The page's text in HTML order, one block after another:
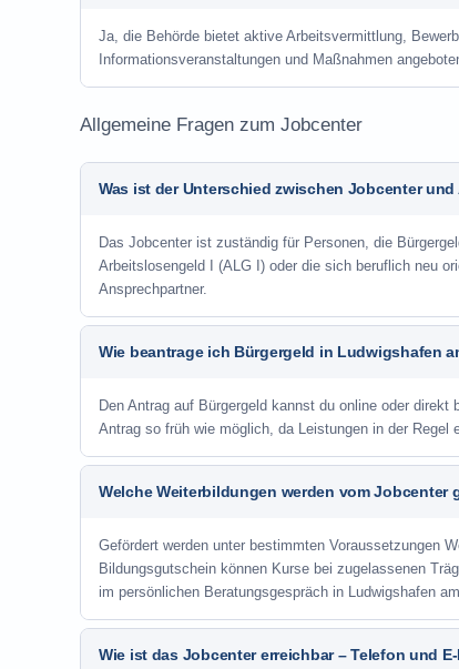
Ja, die Behörde bietet aktive Arbeitsvermittlung,
Informationsveranstaltungen und Maßnahmen
Allgemeine Fragen zum Jobcenter
Was ist der Unterschied zwischen Jobcenter
Das Jobcenter ist zuständig für Personen, die
Arbeitslosengeld I (ALG I) oder die sich beruflich neu
Ansprechpartner.
Wie beantrage ich Bürgergeld in Ludwigshafen
Den Antrag auf Bürgergeld kannst du online oder
Antrag so früh wie möglich, da Leistungen in der Regel
Welche Weiterbildungen werden vom Jobcenter
Gefördert werden unter bestimmten Voraussetzungen
Bildungsgutschein können Kurse bei zugelassenen
im persönlichen Beratungsgespräch in Ludwigshafen
Wie ist das Jobcenter erreichbar – Telefon und